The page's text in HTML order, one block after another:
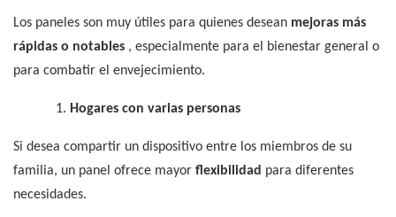
Los paneles son muy útiles para quienes desean mejoras más
rápidas o notables , especialmente para el bienestar general o
para combatir el envejecimiento.
1. Hogares con varias personas
Si desea compartir un dispositivo entre los miembros de su
familia, un panel ofrece mayor flexibilidad para diferentes
necesidades.